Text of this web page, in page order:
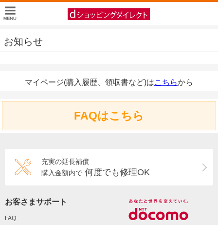
お知らせ
マイページ(購入履歴、領収書など)はこちらから
FAQはこちら
充実の延長補償
購入金額内で 何度でも修理OK
お客さまサポート
FAQ